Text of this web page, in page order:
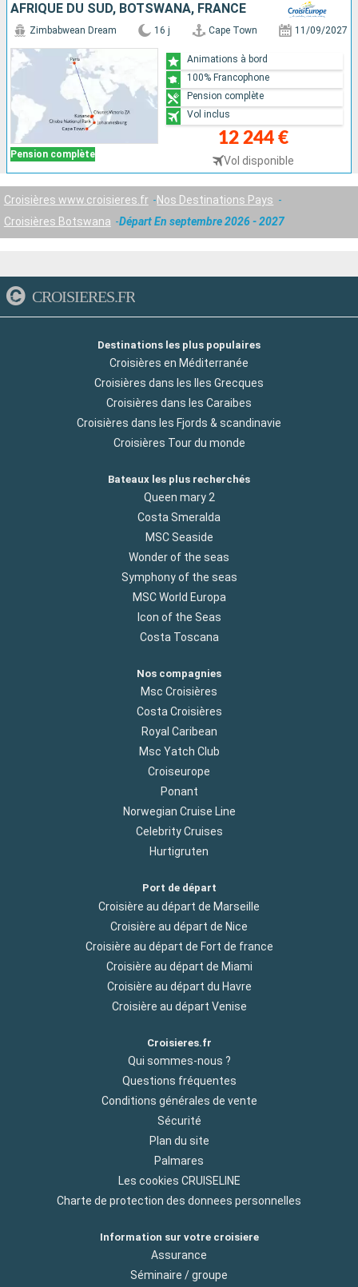
AFRIQUE DU SUD, BOTSWANA, FRANCE
Pension complète
Zimbabwean Dream 16 j Cape Town 11/09/2027
12 244 €
Vol disponible
Animations à bord
100% Francophone
Pension complète
Vol inclus
Croisières www.croisieres.fr
Nos Destinations Pays
Croisières Botswana
Départ En septembre 2026 - 2027
CROISIERES.FR
Destinations les plus populaires
Croisières en Méditerranée
Croisières dans les Iles Grecques
Croisières dans les Caraibes
Croisières dans les Fjords & scandinavie
Croisières Tour du monde
Bateaux les plus recherchés
Queen mary 2
Costa Smeralda
MSC Seaside
Wonder of the seas
Symphony of the seas
MSC World Europa
Icon of the Seas
Costa Toscana
Nos compagnies
Msc Croisières
Costa Croisières
Royal Caribean
Msc Yatch Club
Croiseurope
Ponant
Norwegian Cruise Line
Celebrity Cruises
Hurtigruten
Port de départ
Croisière au départ de Marseille
Croisière au départ de Nice
Croisière au départ de Fort de france
Croisière au départ de Miami
Croisière au départ du Havre
Croisière au départ Venise
Croisieres.fr
Qui sommes-nous ?
Questions fréquentes
Conditions générales de vente
Sécurité
Plan du site
Palmares
Les cookies CRUISELINE
Charte de protection des donnees personnelles
Information sur votre croisiere
Assurance
Séminaire / groupe